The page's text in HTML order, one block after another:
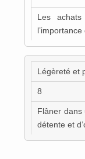
Les
Légèreté et
8
Flâner dans
détente et